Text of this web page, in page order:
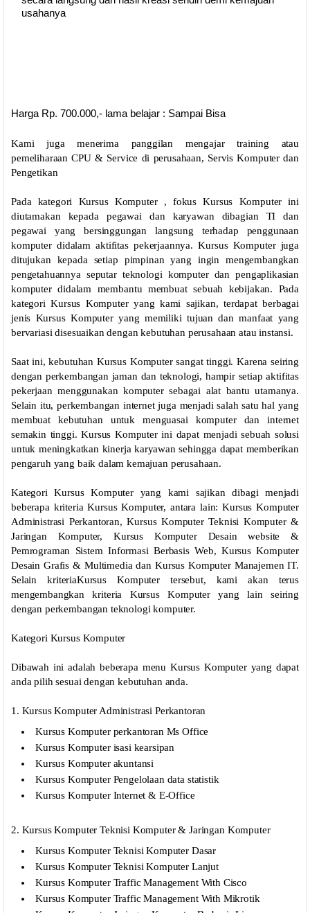
usahanya
Harga Rp. 700.000,- lama belajar : Sampai Bisa
Kami juga menerima panggilan mengajar training atau
pemeliharaan CPU & Service di perusahaan, Servis Komputer dan
Pengetikan
Pada kategori Kursus Komputer , fokus Kursus Komputer ini
diutamakan kepada pegawai dan karyawan dibagian TI dan
pegawai yang bersinggungan langsung terhadap penggunaan
komputer didalam aktifitas pekerjaannya. Kursus Komputer juga
ditujukan kepada setiap pimpinan yang ingin mengembangkan
pengetahuannya seputar teknologi komputer dan pengaplikasian
komputer didalam membantu membuat sebuah kebijakan. Pada
kategori Kursus Komputer yang kami sajikan, terdapat berbagai
jenis Kursus Komputer yang memiliki tujuan dan manfaat yang
bervariasi disesuaikan dengan kebutuhan perusahaan atau instansi.
Saat ini, kebutuhan Kursus Komputer sangat tinggi. Karena seiring
dengan perkembangan jaman dan teknologi, hampir setiap aktifitas
pekerjaan menggunakan komputer sebagai alat bantu utamanya.
Selain itu, perkembangan internet juga menjadi salah satu hal yang
membuat kebutuhan untuk menguasai komputer dan internet
semakin tinggi. Kursus Komputer ini dapat menjadi sebuah solusi
untuk meningkatkan kinerja karyawan sehingga dapat memberikan
pengaruh yang baik dalam kemajuan perusahaan.
Kategori Kursus Komputer yang kami sajikan dibagi menjadi
beberapa kriteria Kursus Komputer, antara lain: Kursus Komputer
Administrasi Perkantoran, Kursus Komputer Teknisi Komputer &
Jaringan Komputer, Kursus Komputer Desain website &
Pemrograman Sistem Informasi Berbasis Web, Kursus Komputer
Desain Grafis & Multimedia dan Kursus Komputer Manajemen IT.
Selain kriteriaKursus Komputer tersebut, kami akan terus
mengembangkan kriteria Kursus Komputer yang lain seiring
dengan perkembangan teknologi komputer.
Kategori Kursus Komputer
Dibawah ini adalah beberapa menu Kursus Komputer yang dapat
anda pilih sesuai dengan kebutuhan anda.
1. Kursus Komputer Administrasi Perkantoran
Kursus Komputer perkantoran Ms Office
Kursus Komputer isasi kearsipan
Kursus Komputer akuntansi
Kursus Komputer Pengelolaan data statistik
Kursus Komputer Internet & E-Office
2. Kursus Komputer Teknisi Komputer & Jaringan Komputer
Kursus Komputer Teknisi Komputer Dasar
Kursus Komputer Teknisi Komputer Lanjut
Kursus Komputer Traffic Management With Cisco
Kursus Komputer Traffic Management With Mikrotik